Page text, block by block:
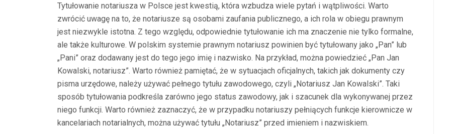
Tytułowanie notariusza w Polsce jest kwestią, która wzbudza wiele pytań i wątpliwości. Warto
zwrócić uwagę na to, że notariusze są osobami zaufania publicznego, a ich rola w obiegu prawnym
jest niezwykle istotna. Z tego względu, odpowiednie tytułowanie ich ma znaczenie nie tylko formalne,
ale także kulturowe. W polskim systemie prawnym notariusz powinien być tytułowany jako „Pan” lub
„Pani” oraz dodawany jest do tego jego imię i nazwisko. Na przykład, można powiedzieć „Pan Jan
Kowalski, notariusz”. Warto również pamiętać, że w sytuacjach oficjalnych, takich jak dokumenty czy
pisma urzędowe, należy używać pełnego tytułu zawodowego, czyli „Notariusz Jan Kowalski”. Taki
sposób tytułowania podkreśla zarówno jego status zawodowy, jak i szacunek dla wykonywanej przez
niego funkcji. Warto również zaznaczyć, że w przypadku notariuszy pełniących funkcje kierownicze w
kancelariach notarialnych, można używać tytułu „Notariusz” przed imieniem i nazwiskiem.